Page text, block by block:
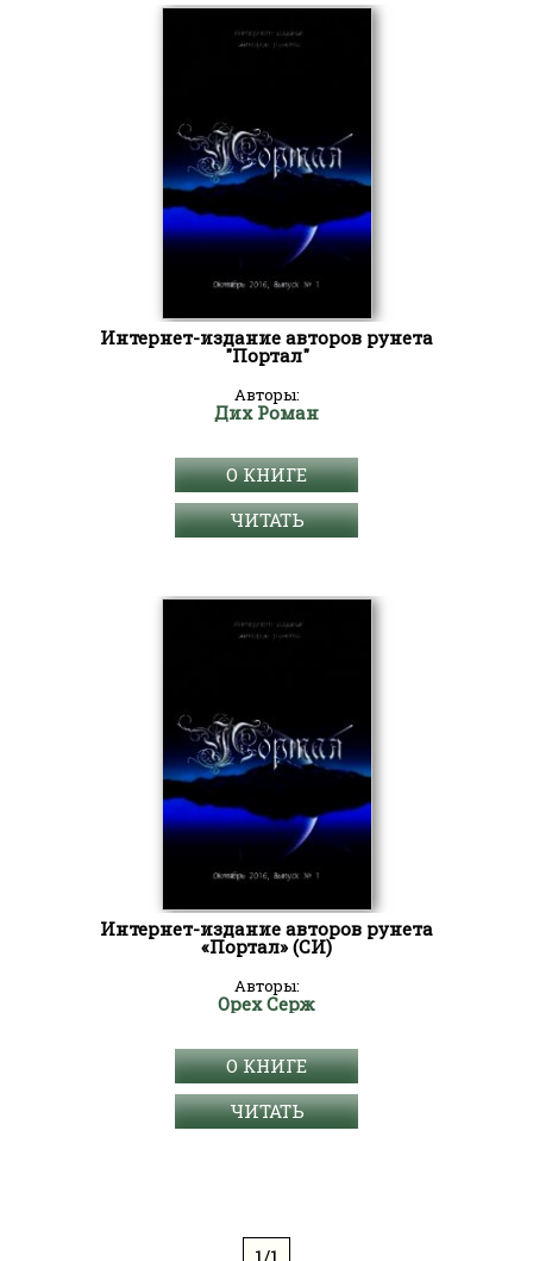
Интернет-издание авторов рунета
"Портал"
Авторы:
Дих Роман
О КНИГЕ
ЧИТАТЬ
Интернет-издание авторов рунета
«Портал» (СИ)
Авторы:
Орех Серж
О КНИГЕ
ЧИТАТЬ